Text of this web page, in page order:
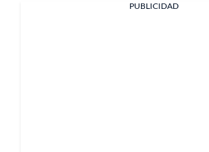
PUBLICIDAD